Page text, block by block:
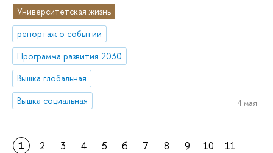
Университетская жизнь
репортаж о событии
Программа развития 2030
Вышка глобальная
Вышка социальная
4 мая
1 2 3 4 5 6 7 8 9 10
11